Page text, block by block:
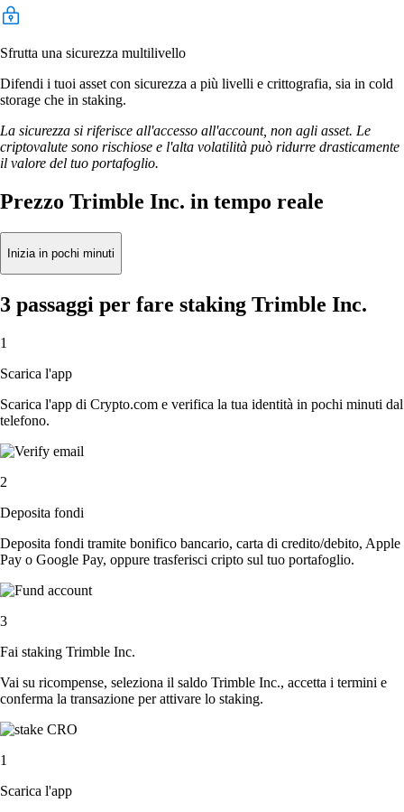
Sfrutta una sicurezza multilivello
Difendi i tuoi asset con sicurezza a più livelli e crittografia, sia in cold
storage che in staking.
La sicurezza si riferisce all'accesso all'account, non agli asset. Le
criptovalute sono rischiose e l'alta volatilità può ridurre drasticamente
il valore del tuo portafoglio.
Prezzo Trimble Inc. in tempo reale
Inizia in pochi minuti
3 passaggi per fare staking Trimble Inc.
1
Scarica l'app
Scarica l'app di Crypto.com e verifica la tua identità in pochi minuti dal
telefono.
2
Deposita fondi
Deposita fondi tramite bonifico bancario, carta di credito/debito, Apple
Pay o Google Pay, oppure trasferisci cripto sul tuo portafoglio.
3
Fai staking Trimble Inc.
Vai su ricompense, seleziona il saldo Trimble Inc., accetta i termini e
conferma la transazione per attivare lo staking.
1
Scarica l'app